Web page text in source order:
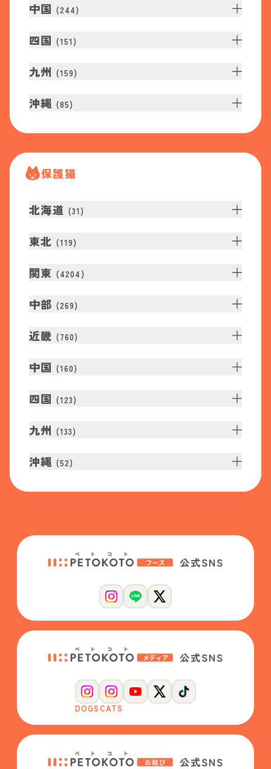
中国 (244)
四国 (151 )
九州 (159)
沖縄 (85)
保護猫
北海道 (31 )
東北 (119)
関東 (4204 )
中部 (269)
近畿 (760)
中国 (160)
四国 (123)
九州 (133)
沖縄 (52)
DOGSCATS